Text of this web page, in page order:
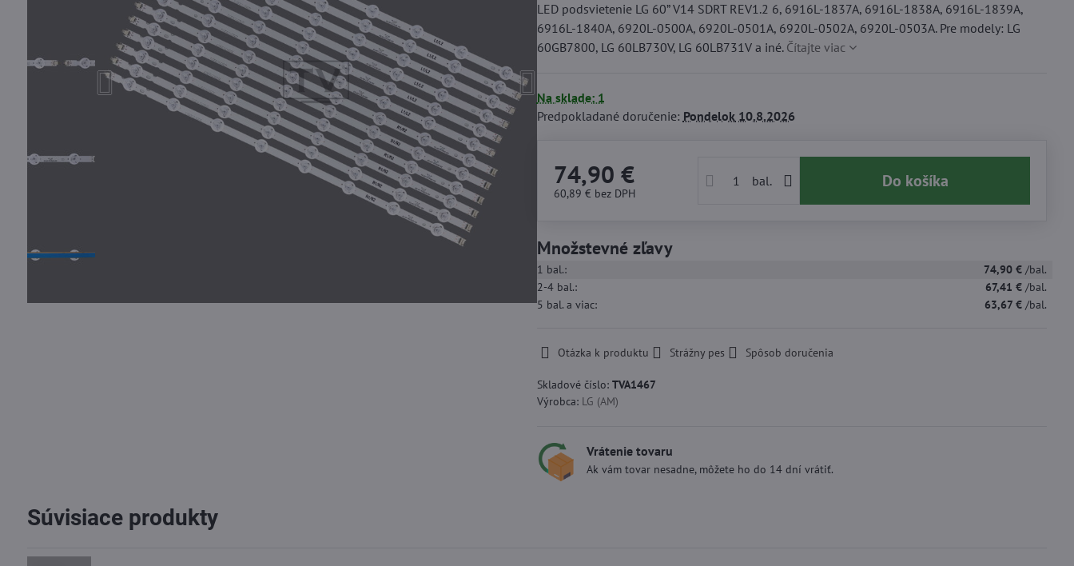
LED podsvietenie LG 60” V14 SDRT REV1.2 6, 6916L-1837A, 6916L-1838A, 6916L-1839A,
6916L-1840A, 6920L-0500A, 6920L-0501A, 6920L-0502A, 6920L-0503A. Pre modely: LG
60GB7800, LG 60LB730V, LG 60LB731V a iné. Čítajte viac
Na sklade: 1
Predpokladané doručenie: Pondelok10.8.2026
74,90 €
60,89 € bez DPH
bal. Do košíka
Množstevné zľavy
1 bal.: 74,90 € /bal.
2-4bal.: 67,41 € /bal.
5 bal.a viac: 63,67 € /bal.
Otázka k produktu Strážny pes Spôsob doručenia
Skladové číslo: TVA1467
Výrobca: LG (AM)
Vrátenie tovaru
Ak vám tovar nesadne, môžete ho do 14 dní vrátiť.
Súvisiace produkty